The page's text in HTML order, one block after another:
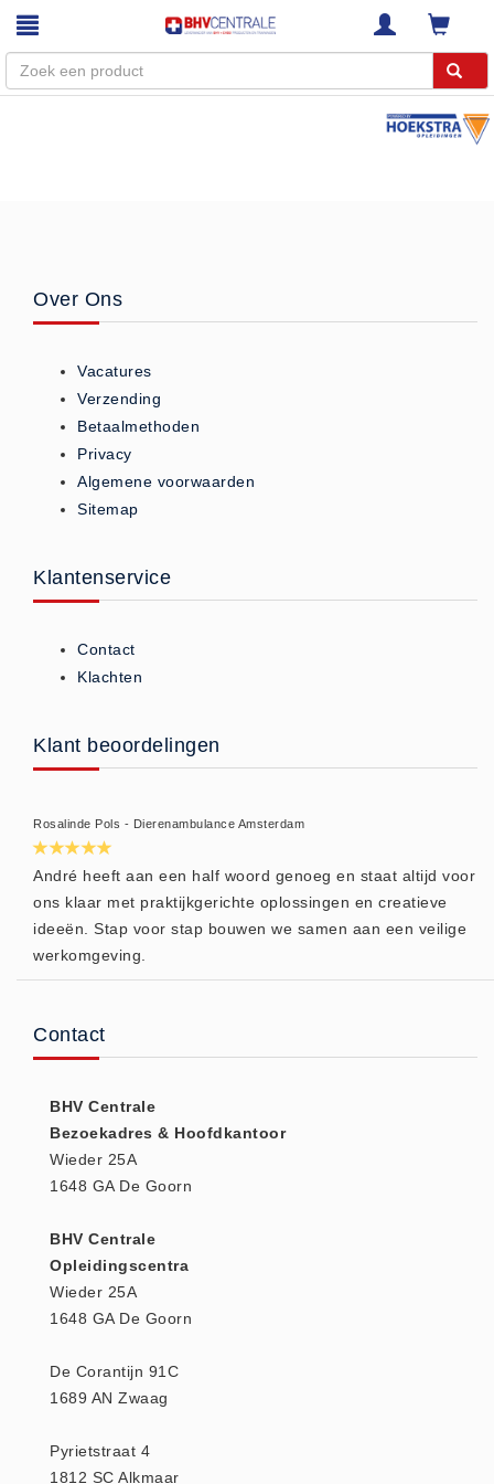
Diensten
RI&E
Bedrijfsnoodplannen
VCA Trajecten
ISO 9001 Begeleiding
Inspectiecentrale
Ons Team
Nieuws
Contact
Klachten
Privacy
Retourneren
Algemene Voorwaarden
Vacatures
Winkel
AED apparaten (11)
Actie (5)
AED
AED binnen - buiten kasten (11)
AED elektroden (18)
AED trainers (14)
BHV Kasten
BHV Kleding
Over Ons
Vacatures
Verzending
Betaalmethoden
Privacy
Algemene voorwaarden
Sitemap
Klantenservice
Contact
Klachten
Klant beoordelingen
Rosalinde Pols - Dierenambulance Amsterdam
André heeft aan een half woord genoeg en staat altijd voor
ons klaar met praktijkgerichte oplossingen en creatieve
ideeën. Stap voor stap bouwen we samen aan een veilige
werkomgeving.
Contact
BHV Centrale
Bezoekadres & Hoofdkantoor
Wieder 25A
1648 GA De Goorn
BHV Centrale
Opleidingscentra
Wieder 25A
1648 GA De Goorn
De Corantijn 91C
1689 AN Zwaag
Pyrietstraat 4
1812 SC Alkmaar